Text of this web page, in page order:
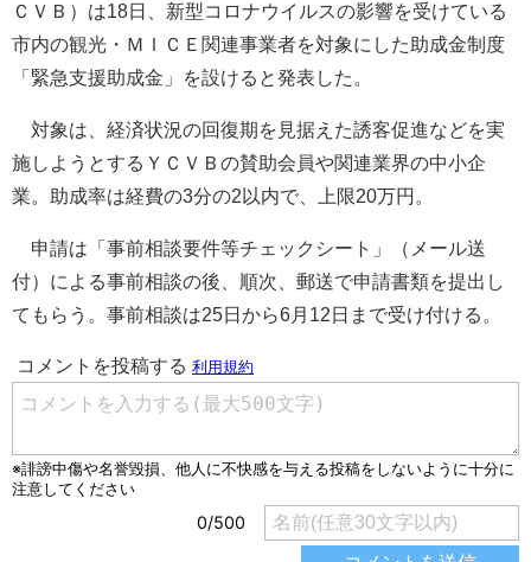
ＣＶＢ）は18日、新型コロナウイルスの影響を受けている
市内の観光・ＭＩＣＥ関連事業者を対象にした助成金制度
「緊急支援助成金」を設けると発表した。
対象は、経済状況の回復期を見据えた誘客促進などを実
施しようとするＹＣＶＢの賛助会員や関連業界の中小企
業。助成率は経費の3分の2以内で、上限20万円。
申請は「事前相談要件等チェックシート」（メール送
付）による事前相談の後、順次、郵送で申請書類を提出し
てもらう。事前相談は25日から6月12日まで受け付ける。